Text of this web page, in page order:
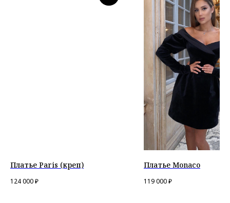
Платье Paris (креп)
124 000₽
Платье Monaco
119 000₽